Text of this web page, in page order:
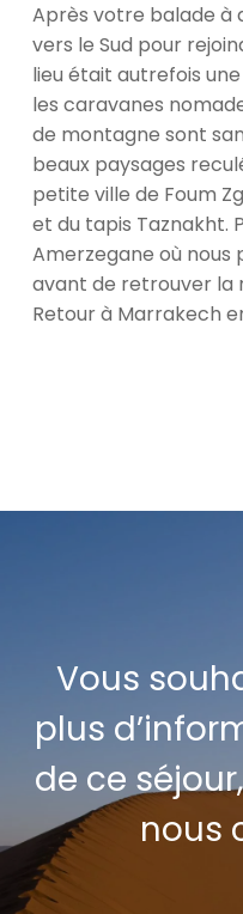
Après votre balade à
vers le Sud pour
lieu était autrefois
les caravanes
de montagne sont
beaux paysages
petite ville de Foum
et du tapis Taznakht.
Amerzegane où nous
avant de retrouver la
Retour à Marrakech
Vous
plus
de ce
nous